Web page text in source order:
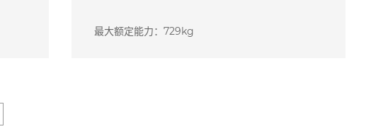
最大额定能力：729kg